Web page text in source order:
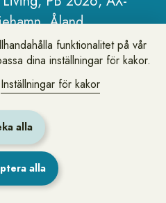
Åland
18 25 101
Living
eller fråga oss
funktionalitet på vår
dina inställningar för kakor.
Inställningar för kakor
alla
alla